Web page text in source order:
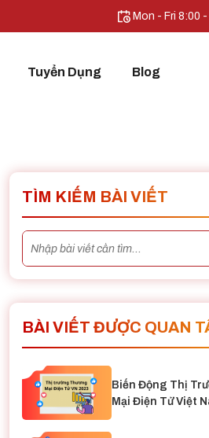
Mon - Fri 8:00
Tuyển Dụng Blog
TÌM KIẾM BÀI VIẾT
BÀI VIẾT ĐƯỢC QUAN
Biến Động Thị
Mại Điện Tử Việt